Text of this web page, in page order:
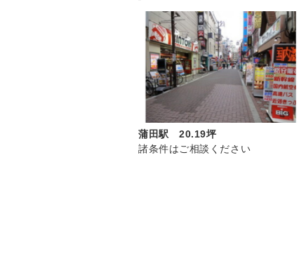
蒲田駅 20.19坪
諸条件はご相談ください